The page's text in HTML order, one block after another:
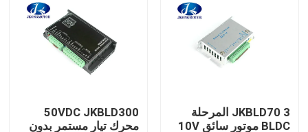
محرك سيرفو متكامل
محرك DC بدون فرشات
JKBLD70 3 المرحلة
BLDC موتور سائق 10V
50VDC JKBLD300
محرك تيار مستمر بدون